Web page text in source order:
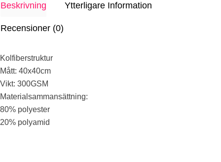
300GSM
Beskrivning Ytterligare Information
Recensioner (0)
Kolfiberstruktur
Mått: 40x40cm
Vikt: 300GSM
Materialsammansättning:
80% polyester
20% polyamid